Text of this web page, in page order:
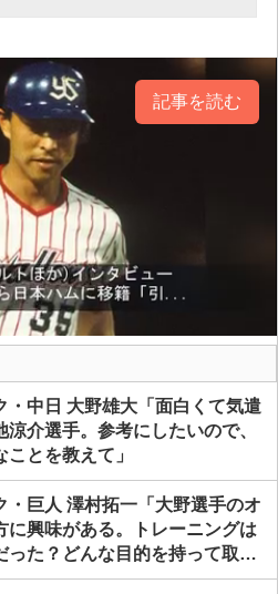
記事を読む
・中日 大野雄大「面白くて気遣
涼介選手。参考にしたいので、
とを教えて」
・巨人 澤村拓一「大野選手のオ
に興味がある。トレーニングは
った？どんな目的を持って取り
」